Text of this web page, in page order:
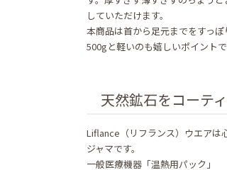
していただけます。
本商品は首から足元までをすっ
500gと軽いのも嬉しいポイントで
天然鉱石をコーテ
Liflance（リフランス）ウエアは
ジャマです。
一般医療機器「温熱用パック」